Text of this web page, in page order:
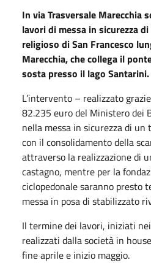
In via Trasversale Marecchia
lavori di messa in sicurezza
religioso di San Francesco
Marecchia, che collega il
sosta presso il lago Santarini.
L’intervento – realizzato
82.235 euro del Ministero dei
nella messa in sicurezza di
con il consolidamento della
attraverso la realizzazione di
castagno, mentre per la
ciclopedonale saranno presto
messa in posa di stabilizzato
Il termine dei lavori, iniziati
realizzati dalla società in
fine aprile e inizio maggio.